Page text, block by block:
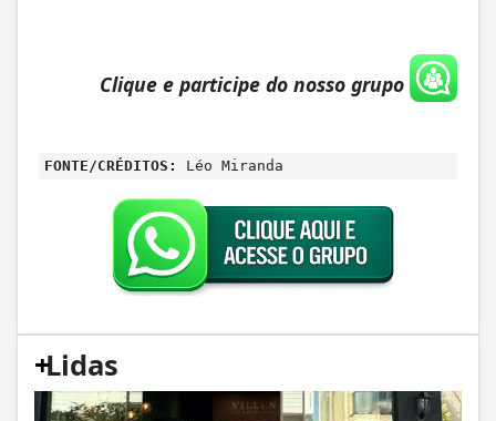
Clique e participe do nosso grupo
FONTE/CRÉDITOS: Léo Miranda
+
Lidas